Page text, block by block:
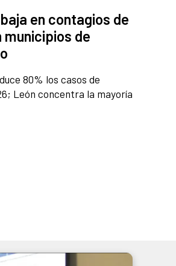
en contagios de
municipios de
80% los casos de
León concentra la mayoría